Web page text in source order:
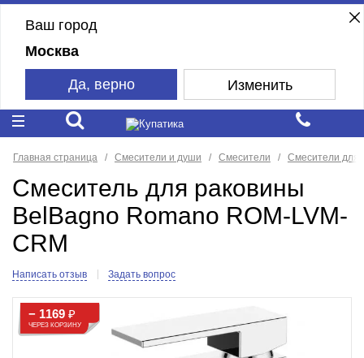
Ваш город
Москва
Да, верно Изменить
Главная страница Смесители и души Смесители Смесители для
Смеситель для раковины
BelBagno Romano ROM-LVM-
CRM
Написать отзыв Задать вопрос
− 1169₽
ЧЕРЕЗ КОРЗИНУ